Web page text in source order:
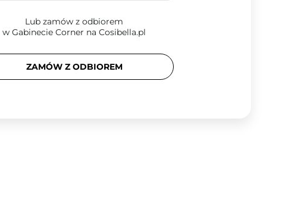
Lub zamów z odbiorem
w Gabinecie Corner na Cosibella.pl
ZAMÓW Z ODBIOREM